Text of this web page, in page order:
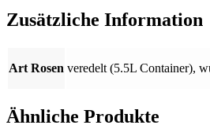
Zusätzliche Information
Art Rosen veredelt (5.5L Container),
Ähnliche Produkte